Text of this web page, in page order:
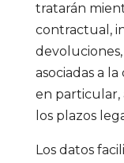
tratarán
contractual,
asociadas a
en particular,
los plazos
Los datos